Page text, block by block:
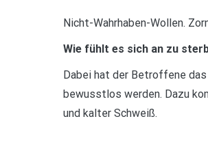
Nicht-Wahrhaben-Wollen.
Wie fühlt es sich an zu
Dabei hat der Betroffene das
bewusstlos werden. Dazu
und kalter Schweiß.